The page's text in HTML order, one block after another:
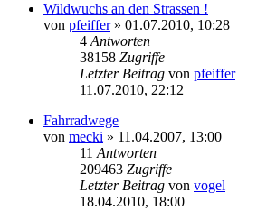
Wildwuchs an den Strassen !
von pfeiffer» 01.07.2010, 10:28
4 Antworten
38158 Zugriffe
Letzter Beitrag von pfeiffer
11.07.2010, 22:12
Fahrradwege
von mecki » 11.04.2007, 13:00
11 Antworten
209463 Zugriffe
Letzter Beitrag von vogel
18.04.2010, 18:00